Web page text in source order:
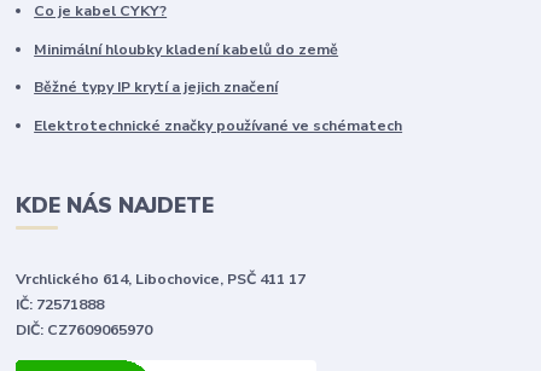
Co je kabel CYKY?
Minimální hloubky kladení kabelů do země
Běžné typy IP krytí a jejich značení
Elektrotechnické značky používané ve schématech
KDE NÁS NAJDETE
Vrchlického 614, Libochovice, PSČ 411 17
IČ: 72571888
DIČ: CZ7609065970